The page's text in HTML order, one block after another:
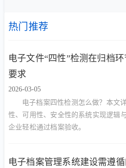
热门推荐
电子文件“四性”检测在归档
要求
2026-03-05
电子档案四性检测怎么做？本文
性、可用性、安全性的系统实现逻辑
企业轻松通过档案验收。
电子档案管理系统建设需遵